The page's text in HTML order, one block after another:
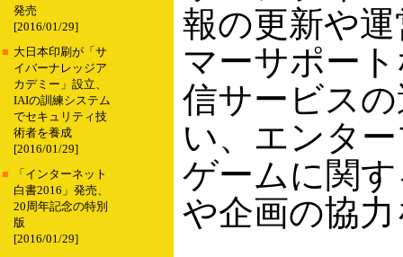
発売
[2016/01/29]
■ 大日本印刷が「サ
イバーナレッジア
カデミー」設立、
IAIの訓練システム
でセキュリティ技
術者を養成
[2016/01/29]
■
「インターネット
白書2016」発売、
20周年記念の特別
版
[2016/01/29]
報の更新や
マーサポー
信サービス
い、エンタ
ゲームに関
や企画の協